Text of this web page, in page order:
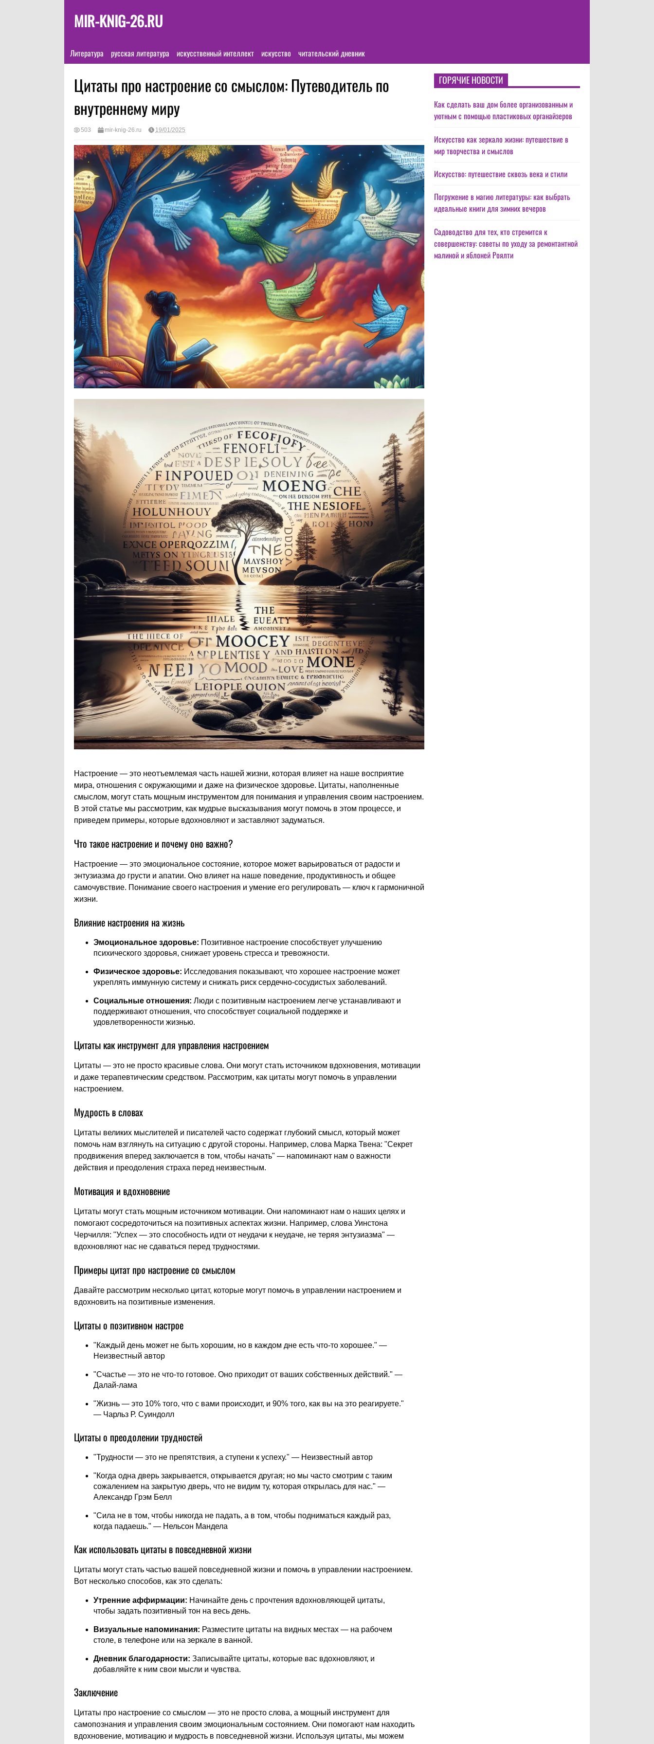
MIR-KNIG-26.RU
Литература русская литература искусственный интеллект искусство читательский дневник
Цитаты про настроение со смыслом: Путеводитель по
внутреннему миру
503 mir-knig-26.ru 19/01/2025
Настроение — это неотъемлемая часть нашей жизни, которая влияет на наше восприятие
мира, отношения с окружающими и даже на физическое здоровье. Цитаты, наполненные
смыслом, могут стать мощным инструментом для понимания и управления своим настроением.
В этой статье мы рассмотрим, как мудрые высказывания могут помочь в этом процессе, и
приведем примеры, которые вдохновляют и заставляют задуматься.
Что такое настроение и почему оно важно?
Настроение — это эмоциональное состояние, которое может варьироваться от радости и
энтузиазма до грусти и апатии. Оно влияет на наше поведение, продуктивность и общее
самочувствие. Понимание своего настроения и умение его регулировать — ключ к гармоничной
жизни.
Влияние настроения на жизнь
Эмоциональное здоровье: Позитивное настроение способствует улучшению
психического здоровья, снижает уровень стресса и тревожности.
Физическое здоровье: Исследования показывают, что хорошее настроение может
укреплять иммунную систему и снижать риск сердечно-сосудистых заболеваний.
Социальные отношения: Люди с позитивным настроением легче устанавливают и
поддерживают отношения, что способствует социальной поддержке и
удовлетворенности жизнью.
Цитаты как инструмент для управления настроением
Цитаты — это не просто красивые слова. Они могут стать источником вдохновения, мотивации
и даже терапевтическим средством. Рассмотрим, как цитаты могут помочь в управлении
настроением.
Мудрость в словах
Цитаты великих мыслителей и писателей часто содержат глубокий смысл, который может
помочь нам взглянуть на ситуацию с другой стороны. Например, слова Марка Твена: "Секрет
продвижения вперед заключается в том, чтобы начать" — напоминают нам о важности
действия и преодоления страха перед неизвестным.
Мотивация и вдохновение
Цитаты могут стать мощным источником мотивации. Они напоминают нам о наших целях и
помогают сосредоточиться на позитивных аспектах жизни. Например, слова Уинстона
Черчилля: "Успех — это способность идти от неудачи к неудаче, не теряя энтузиазма" —
вдохновляют нас не сдаваться перед трудностями.
Примеры цитат про настроение со смыслом
Давайте рассмотрим несколько цитат, которые могут помочь в управлении настроением и
вдохновить на позитивные изменения.
Цитаты о позитивном настрое
"Каждый день может не быть хорошим, но в каждом дне есть что-то хорошее." —
Неизвестный автор
"Счастье — это не что-то готовое. Оно приходит от ваших собственных действий." —
Далай-лама
"Жизнь — это 10% того, что с вами происходит, и 90% того, как вы на это реагируете."
— Чарльз Р. Суиндолл
Цитаты о преодолении трудностей
"Трудности — это не препятствия, а ступени к успеху." — Неизвестный автор
"Когда одна дверь закрывается, открывается другая; но мы часто смотрим с таким
сожалением на закрытую дверь, что не видим ту, которая открылась для нас." —
Александр Грэм Белл
"Сила не в том, чтобы никогда не падать, а в том, чтобы подниматься каждый раз,
когда падаешь." — Нельсон Мандела
Как использовать цитаты в повседневной жизни
Цитаты могут стать частью вашей повседневной жизни и помочь в управлении настроением.
Вот несколько способов, как это сделать:
Утренние аффирмации: Начинайте день с прочтения вдохновляющей цитаты,
чтобы задать позитивный тон на весь день.
Визуальные напоминания: Разместите цитаты на видных местах — на рабочем
столе, в телефоне или на зеркале в ванной.
Дневник благодарности: Записывайте цитаты, которые вас вдохновляют, и
добавляйте к ним свои мысли и чувства.
Заключение
Цитаты про настроение со смыслом — это не просто слова, а мощный инструмент для
самопознания и управления своим эмоциональным состоянием. Они помогают нам находить
вдохновение, мотивацию и мудрость в повседневной жизни. Используя цитаты, мы можем
ГОРЯЧИЕ НОВОСТИ
Как сделать ваш дом более организованным и
уютным с помощью пластиковых органайзеров
Искусство как зеркало жизни: путешествие в
мир творчества и смыслов
Искусство: путешествие сквозь века и стили
Погружение в магию литературы: как выбрать
идеальные книги для зимних вечеров
Садоводство для тех, кто стремится к
совершенству: советы по уходу за ремонтантной
малиной и яблоней Роялти